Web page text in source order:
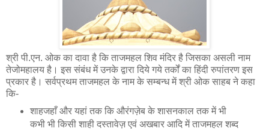
श्री पी.एन. ओक का दावा है कि ताजमहल शिव मंदिर है जिसका असली नाम
तेजोमहालय है। इस संबंध में उनके द्वारा दिये गये तर्कों का हिंदी रुपांतरण इस
प्रकार है। सर्वप्रथम ताजमहल के नाम के सम्बन्ध में श्री ओक साहब ने कहा
कि-
शाहजहाँ और यहां तक कि औरंगज़ेब के शासनकाल तक में भी
कभी भी किसी शाही दस्तावेज़ एवं अखबार आदि में ताजमहल शब्द